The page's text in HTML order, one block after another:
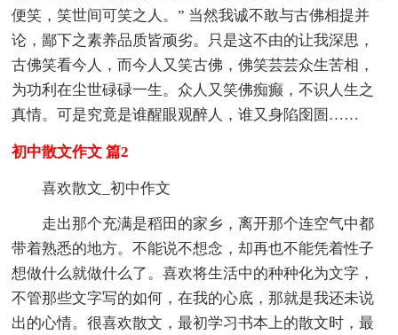
便笑，笑世间可笑之人。” 当然我诚不敢与古佛相提并
论，鄙下之素养品质皆顽劣。只是这不由的让我深思，
古佛笑看今人，而今人又笑古佛，佛笑芸芸众生苦相，
为功利在尘世碌碌一生。众人又笑佛痴癫，不识人生之
真情。可是究竟是谁醒眼观醉人，谁又身陷囹圄……
初中散文作文 篇2
喜欢散文_初中作文
走出那个充满是稻田的家乡，离开那个连空气中都
带着熟悉的地方。不能说不想念，却再也不能凭着性子
想做什么就做什么了。喜欢将生活中的种种化为文字，
不管那些文字写的如何，在我的心底，那就是我还未说
出的心情。很喜欢散文，最初学习书本上的散文时，最